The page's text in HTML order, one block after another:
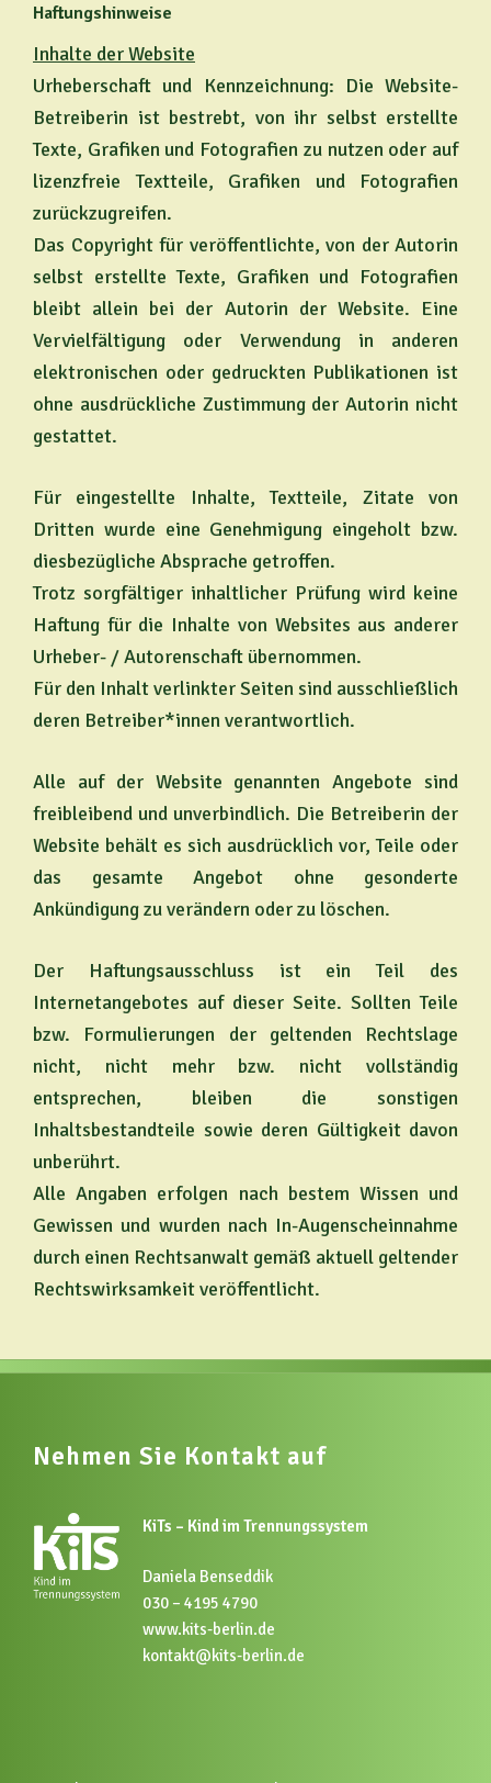
Haftungshinweise
Inhalte der Website
Urheberschaft und Kennzeichnung: Die Website-
Betreiberin ist bestrebt, von ihr selbst erstellte
Texte, Grafiken und Fotografien zu nutzen oder auf
lizenzfreie Textteile, Grafiken und Fotografien
zurückzugreifen.
Das Copyright für veröffentlichte, von der Autorin
selbst erstellte Texte, Grafiken und Fotografien
bleibt allein bei der Autorin der Website. Eine
Vervielfältigung oder Verwendung in anderen
elektronischen oder gedruckten Publikationen ist
ohne ausdrückliche Zustimmung der Autorin nicht
gestattet.
Für eingestellte Inhalte, Textteile, Zitate von
Dritten wurde eine Genehmigung eingeholt bzw.
diesbezügliche Absprache getroffen.
Trotz sorgfältiger inhaltlicher Prüfung wird keine
Haftung für die Inhalte von Websites aus anderer
Urheber- / Autorenschaft übernommen.
Für den Inhalt verlinkter Seiten sind ausschließlich
deren Betreiber*innen verantwortlich.
Alle auf der Website genannten Angebote sind
freibleibend und unverbindlich. Die Betreiberin der
Website behält es sich ausdrücklich vor, Teile oder
das gesamte Angebot ohne gesonderte
Ankündigung zu verändern oder zu löschen.
Der Haftungsausschluss ist ein Teil des
Internetangebotes auf dieser Seite. Sollten Teile
bzw. Formulierungen der geltenden Rechtslage
nicht, nicht mehr bzw. nicht vollständig
entsprechen, bleiben die sonstigen
Inhaltsbestandteile sowie deren Gültigkeit davon
unberührt.
Alle Angaben erfolgen nach bestem Wissen und
Gewissen und wurden nach In-Augenscheinnahme
durch einen Rechtsanwalt gemäß aktuell geltender
Rechtswirksamkeit veröffentlicht.
Nehmen Sie Kontakt auf
KiTs – Kind im Trennungssystem
Daniela Benseddik
030 – 4195 4790
www.kits-berlin.de
kontakt@kits-berlin.de